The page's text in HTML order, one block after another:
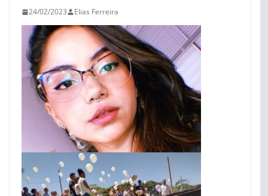
24/02/2023 Elias Ferreira